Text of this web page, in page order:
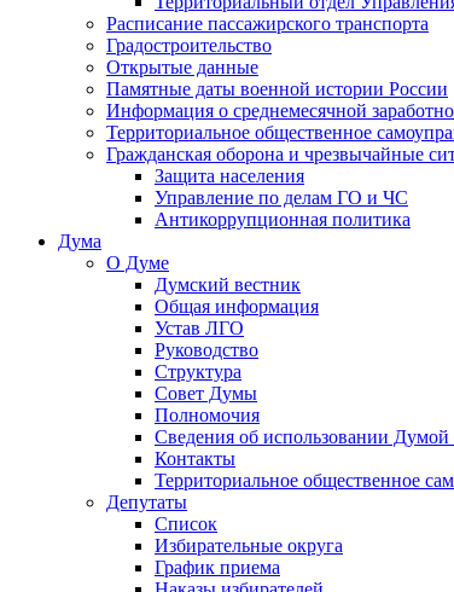
Расписание пассажирского транспорта
Градостроительство
Открытые данные
Памятные даты военной истории России
Информация о среднемесячной
Территориальное общественное
Гражданская оборона и чрезвычайные
Защита населения
Управление по делам ГО и ЧС
Антикоррупционная политика
Дума
О Думе
Думский вестник
Общая информация
Устав ЛГО
Руководство
Структура
Совет Думы
Полномочия
Сведения об использовании
Контакты
Территориальное общественное
Депутаты
Список
Избирательные округа
График приема